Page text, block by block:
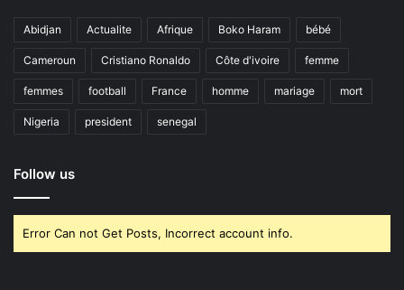
Abidjan Actualite Afrique Boko Haram bébé
Cameroun Cristiano Ronaldo Côte d'ivoire femme
femmes football France homme mariage mort
Nigeria president senegal
Follow us
Error Can not Get Posts, Incorrect account info.